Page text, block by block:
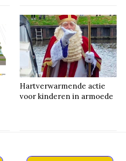
Hartverwarmende actie
voor kinderen in armoede